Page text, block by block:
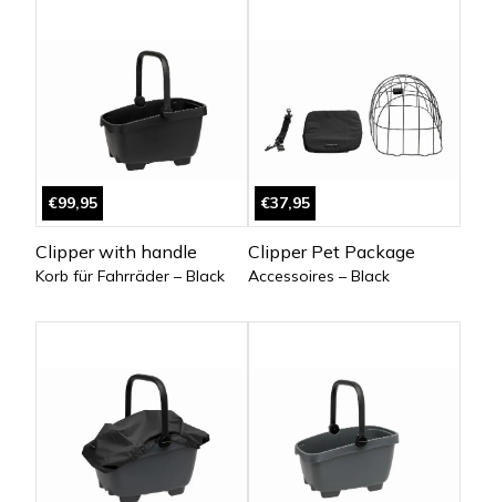
€99,95
Clipper with handle
Korb für Fahrräder – Black
€37,95
Clipper Pet Package
Accessoires – Black